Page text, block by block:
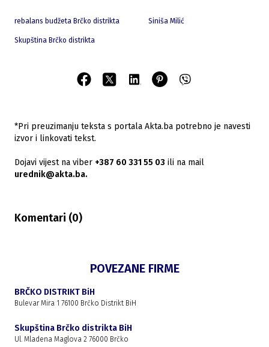
rebalans budžeta Brčko distrikta Siniša Milić
Skupština Brčko distrikta
*Pri preuzimanju teksta s portala Akta.ba potrebno je navesti
izvor i linkovati tekst.
Dojavi vijest na viber +387 60 331 55 03 ili na mail
urednik@akta.ba.
Komentari (0)
POVEZANE FIRME
BRČKO DISTRIKT BiH
Bulevar Mira 1 76100 Brčko Distrikt BiH
Skupština Brčko distrikta BiH
Ul. Mladena Maglova 2 76000 Brčko